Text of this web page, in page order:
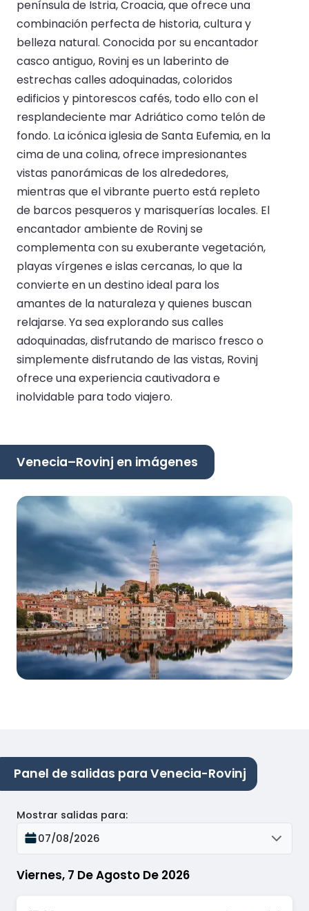
península de Istria, Croacia, que ofrece una
combinación perfecta de historia, cultura y
belleza natural. Conocida por su encantador
casco antiguo, Rovinj es un laberinto de
estrechas calles adoquinadas, coloridos
edificios y pintorescos cafés, todo ello con el
resplandeciente mar Adriático como telón de
fondo. La icónica iglesia de Santa Eufemia, en la
cima de una colina, ofrece impresionantes
vistas panorámicas de los alrededores,
mientras que el vibrante puerto está repleto
de barcos pesqueros y marisquerías locales. El
encantador ambiente de Rovinj se
complementa con su exuberante vegetación,
playas vírgenes e islas cercanas, lo que la
convierte en un destino ideal para los
amantes de la naturaleza y quienes buscan
relajarse. Ya sea explorando sus calles
adoquinadas, disfrutando de marisco fresco o
simplemente disfrutando de las vistas, Rovinj
ofrece una experiencia cautivadora e
inolvidable para todo viajero.
Venecia–Rovinj en imágenes
Panel de salidas para Venecia-Rovinj
Viernes, 7 De Agosto De 2026
Mostrar salidas para:
07/08/2026